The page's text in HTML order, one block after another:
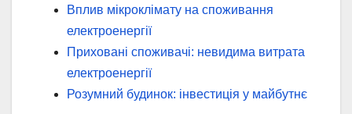
Вплив мікроклімату на споживання
електроенергії
Приховані споживачі: невидима витрата
електроенергії
Розумний будинок: інвестиція у майбутнє